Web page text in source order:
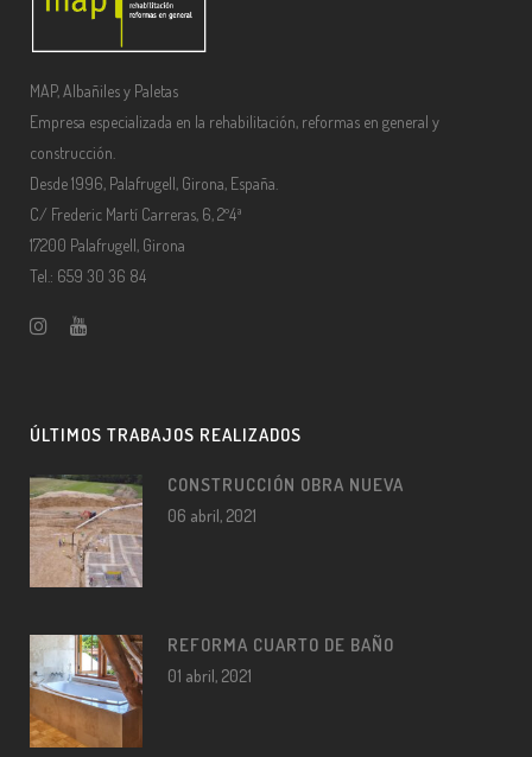
MAP, Albañiles y Paletas
Empresa especializada en la rehabilitación, reformas en general y
construcción.
Desde 1996, Palafrugell, Girona, España.
C/ Frederic Martí Carreras, 6, 2º4ª
17200 Palafrugell, Girona
Tel.: 659 30 36 84
ÚLTIMOS TRABAJOS REALIZADOS
CONSTRUCCIÓN OBRA NUEVA
06 abril, 2021
REFORMA CUARTO DE BAÑO
01 abril, 2021